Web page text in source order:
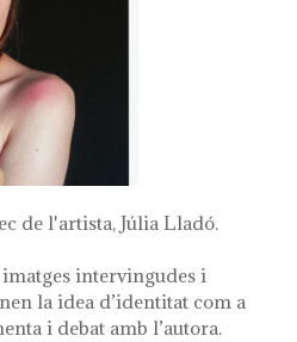
de l'artista, Júlia Lladó.
intervingudes i
la idea d’identitat com a
i debat amb l’autora.